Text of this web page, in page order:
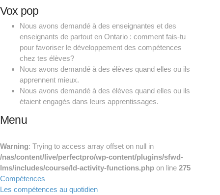
Vox pop
Nous avons demandé à des enseignantes et des
enseignants de partout en Ontario : comment fais-tu
pour favoriser le développement des compétences
chez tes élèves?
Nous avons demandé à des élèves quand elles ou ils
apprennent mieux.
Nous avons demandé à des élèves quand elles ou ils
étaient engagés dans leurs apprentissages.
Menu
Warning: Trying to access array offset on null in
/nas/content/live/perfectpro/wp-content/plugins/sfwd-
lms/includes/course/ld-activity-functions.php on line 275
Compétences
Les compétences au quotidien